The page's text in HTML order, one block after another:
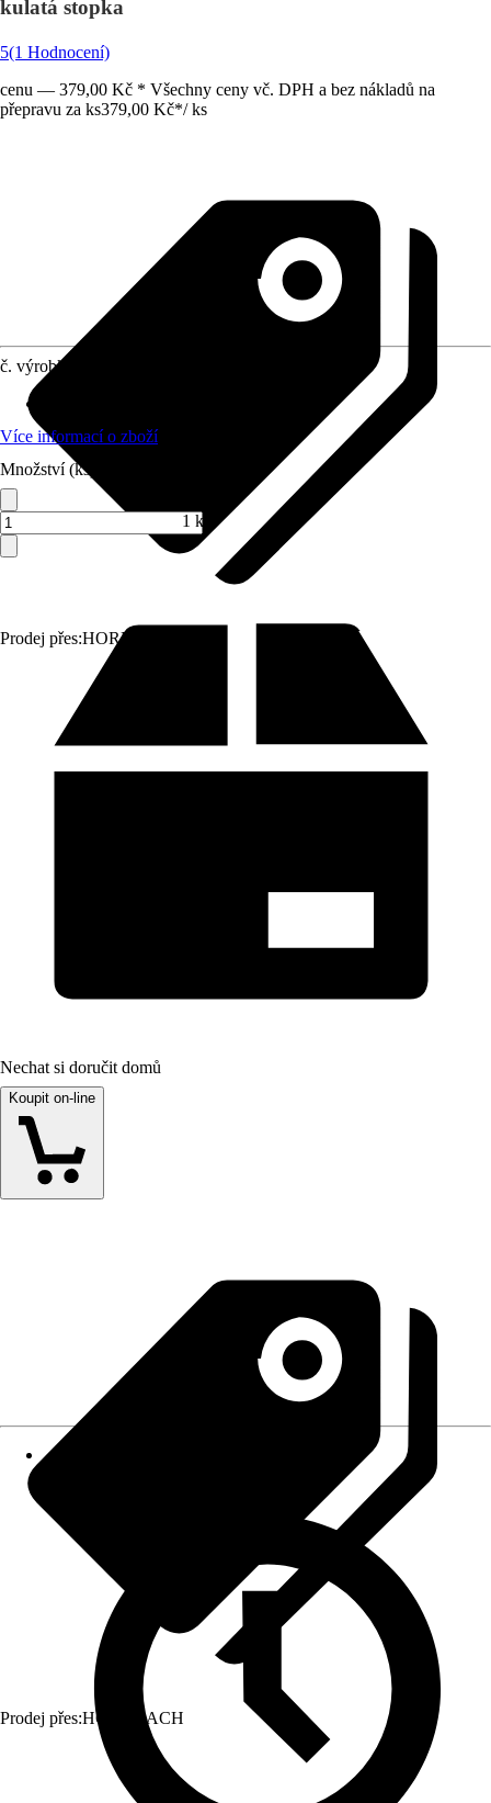
kulatá stopka
5(1 Hodnocení)
cenu — 379,00 Kč * Všechny ceny vč. DPH a bez nákladů na
přepravu za ks379,00 Kč*/ ks
Prodej přes:HORNBACH
č. výrobku
Více informací o zboží
Množství (ks)
1 ks
Nechat si doručit domů
Koupit on-line
Prodej přes:HORNBACH